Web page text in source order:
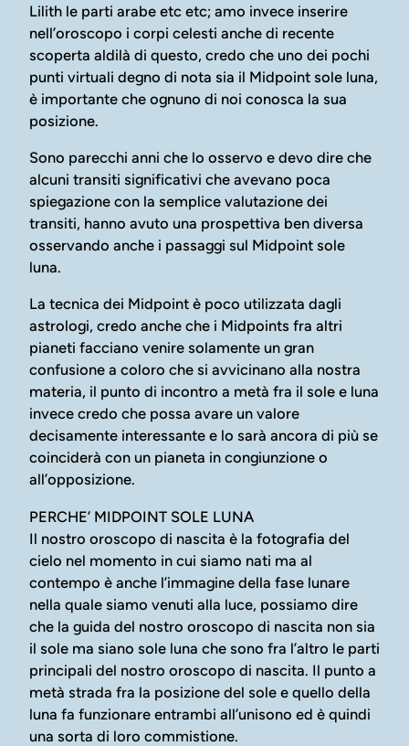
Lilith le parti arabe etc etc; amo invece inserire
nell’oroscopo i corpi celesti anche di recente
scoperta aldilà di questo, credo che uno dei pochi
punti virtuali degno di nota sia il Midpoint sole luna,
è importante che ognuno di noi conosca la sua
posizione.
Sono parecchi anni che lo osservo e devo dire che
alcuni transiti significativi che avevano poca
spiegazione con la semplice valutazione dei
transiti, hanno avuto una prospettiva ben diversa
osservando anche i passaggi sul Midpoint sole
luna.
La tecnica dei Midpoint è poco utilizzata dagli
astrologi, credo anche che i Midpoints fra altri
pianeti facciano venire solamente un gran
confusione a coloro che si avvicinano alla nostra
materia, il punto di incontro a metà fra il sole e luna
invece credo che possa avare un valore
decisamente interessante e lo sarà ancora di più se
coinciderà con un pianeta in congiunzione o
all’opposizione.
PERCHE’ MIDPOINT SOLE LUNA
Il nostro oroscopo di nascita è la fotografia del
cielo nel momento in cui siamo nati ma al
contempo è anche l’immagine della fase lunare
nella quale siamo venuti alla luce, possiamo dire
che la guida del nostro oroscopo di nascita non sia
il sole ma siano sole luna che sono fra l’altro le parti
principali del nostro oroscopo di nascita. Il punto a
metà strada fra la posizione del sole e quello della
luna fa funzionare entrambi all’unisono ed è quindi
una sorta di loro commistione.